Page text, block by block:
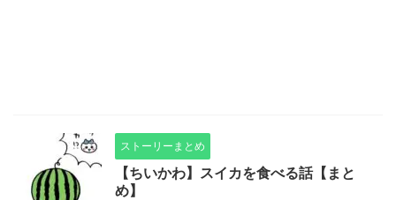
ストーリーまとめ
【ちいかわ】スイカを食べる話【まと
め】